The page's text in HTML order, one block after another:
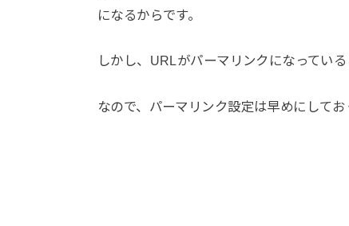
になるからです。
しかし、URLがパーマリンクになってい
なので、パーマリンク設定は早めにしてお